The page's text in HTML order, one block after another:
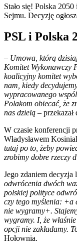
Stało się! Polska
Sejmu. Decyzję
PSL i Polska
– Umowa, którą
Komitet Wykonawczy
koalicyjny komitet
nam, kiedy
wypracowanego
Polakom obiecać, że
nas dzielą –
W czasie konferencji
Władysławem
tutaj po to, żeby
zrobimy dobre rzeczy
Jego zdaniem
odwrócenia dwóch
polskiej polityce
czy tego myślenia: +a
nie wygramy+.
wygramy. I, że
opcji nie zakładamy.
Hołownia.